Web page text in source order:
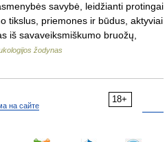
savybė, leidžianti protingai
tikslus, priemones ir būdus, aktyviai
iš savaveiksmiškumo bruožų,
žodynas
18+
на сайте